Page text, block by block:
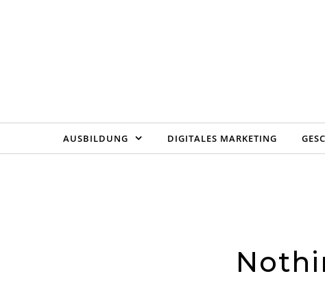
AUSBILDUNG DIGITALES MARKETING